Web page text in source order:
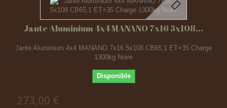
Jante Aluminium 4x4 MANANO 7x16 5x108...
Jante Aluminium 4x4 MANANO 7x16 5x108 CB65,1 ET+35 Charge
1300kg Noire
Disponible
273,00 €